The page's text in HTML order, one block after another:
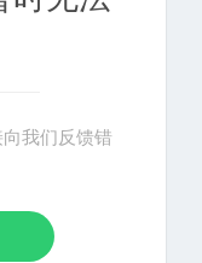
我们反馈错